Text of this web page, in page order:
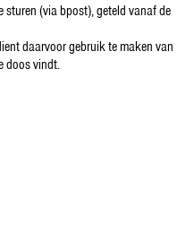
(via bpost), geteld vanaf de
daarvoor gebruik te maken van
doos vindt.